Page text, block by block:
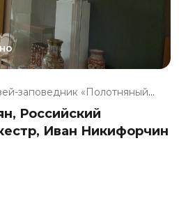
Музей-заповедник «Полотняный З...
Российский
Иван Никифорчин